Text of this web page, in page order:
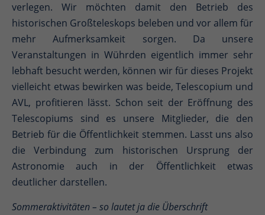
verlegen. Wir möchten damit den Betrieb des
historischen Großteleskops beleben und vor allem für
mehr Aufmerksamkeit sorgen. Da unsere
Veranstaltungen in Wührden eigentlich immer sehr
lebhaft besucht werden, können wir für dieses Projekt
vielleicht etwas bewirken was beide, Telescopium und
AVL, profitieren lässt. Schon seit der Eröffnung des
Telescopiums sind es unsere Mitglieder, die den
Betrieb für die Öffentlichkeit stemmen. Lasst uns also
die Verbindung zum historischen Ursprung der
Astronomie auch in der Öffentlichkeit etwas
deutlicher darstellen.
Sommeraktivitäten – so lautet ja die Überschrift